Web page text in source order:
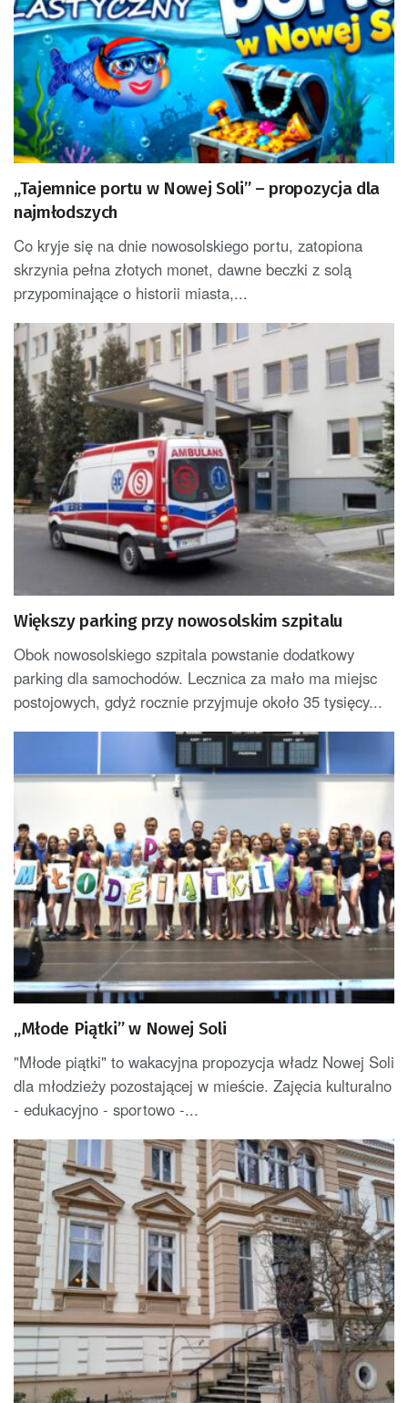
„Tajemnice portu w Nowej Soli” – propozycja dla
najmłodszych
Co kryje się na dnie nowosolskiego portu, zatopiona
skrzynia pełna złotych monet, dawne beczki z solą
przypominające o historii miasta,...
Większy parking przy nowosolskim szpitalu
Obok nowosolskiego szpitala powstanie dodatkowy
parking dla samochodów. Lecznica za mało ma miejsc
postojowych, gdyż rocznie przyjmuje około 35 tysięcy...
„Młode Piątki” w Nowej Soli
"Młode piątki" to wakacyjna propozycja władz Nowej Soli
dla młodzieży pozostającej w mieście. Zajęcia kulturalno
- edukacyjno - sportowo -...